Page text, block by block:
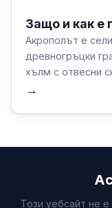
Защо и как е
Акрополът е
древногръцки
хълм с отвесни
→
Този уебсайт не